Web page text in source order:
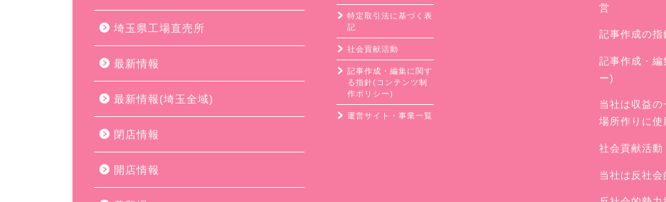
埼玉県工場直売所
最新情報
最新情報(埼玉全域)
閉店情報
開店情報
特定取引法に基づく表
記
社会貢献活動
記事作成・編集に関す
る指針(コンテンツ制
作ポリシー)
運営サイト・事業一覧
営
記事作成の指
記事作成・
ー)
当社は収益
場所作りに使
社会貢献活動
当社は反社会